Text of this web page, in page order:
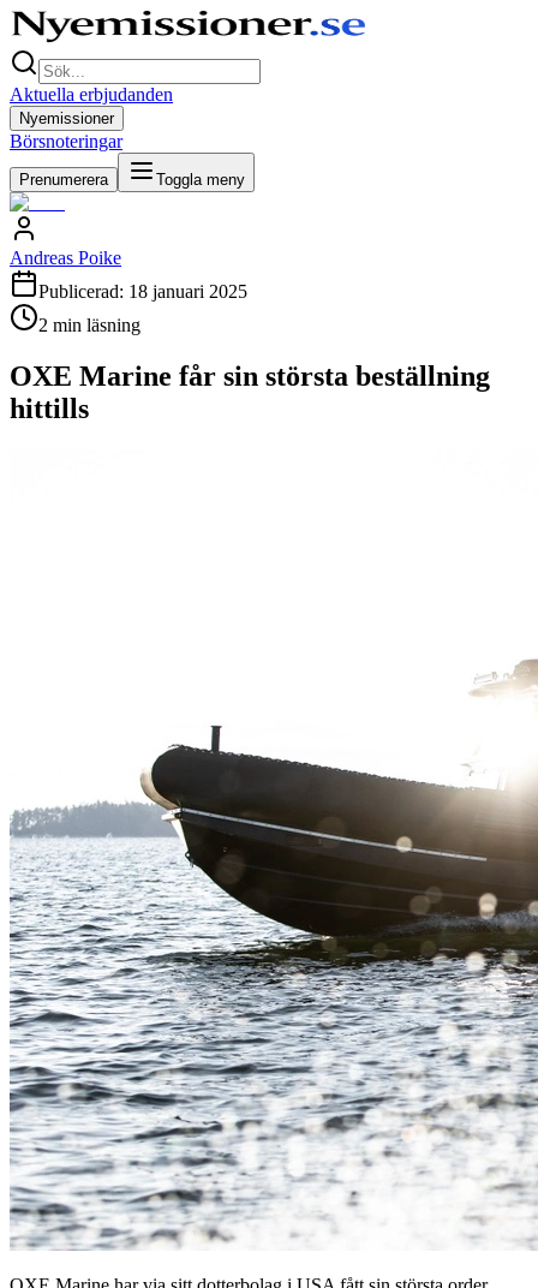
Aktuella erbjudanden
Nyemissioner
Börsnoteringar
Prenumerera Toggla meny
Andreas Poike
Publicerad: 18 januari 2025
2 min läsning
OXE Marine får sin största beställning
hittills